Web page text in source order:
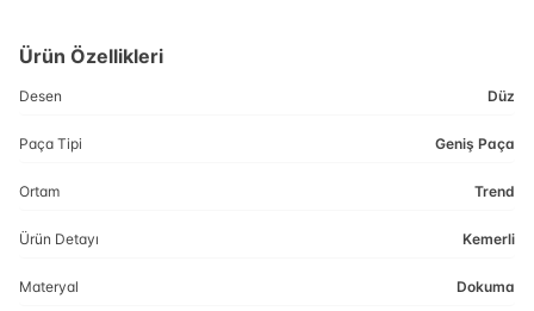
Ürün Özellikleri
Desen Düz
Paça Tipi Geniş Paça
Ortam Trend
Ürün Detayı Kemerli
Materyal Dokuma